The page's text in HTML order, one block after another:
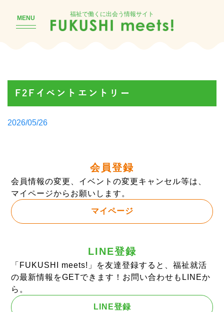
MENU
福祉で働くに出会う情報サイト
F2Fイベントエントリー
Posted
2026/05/26
会員登録
会員情報の変更、イベントの変更キャンセル等は、
マイページからお願いします。
マイページ
LINE登録
「FUKUSHI meets!」を友達登録すると、福祉就活
の最新情報をGETできます！お問い合わせもLINEか
ら。
LINE登録